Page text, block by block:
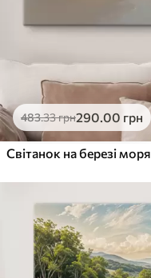
483.33грн290.00 грн
Світанок на березі моря